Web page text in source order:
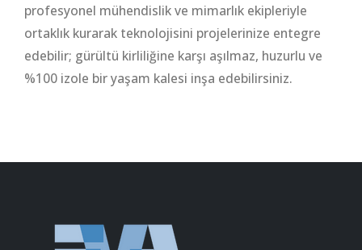
profesyonel mühendislik ve mimarlık ekipleriyle
ortaklık kurarak teknolojisini projelerinize entegre
edebilir; gürültü kirliliğine karşı aşılmaz, huzurlu ve
%100 izole bir yaşam kalesi inşa edebilirsiniz.